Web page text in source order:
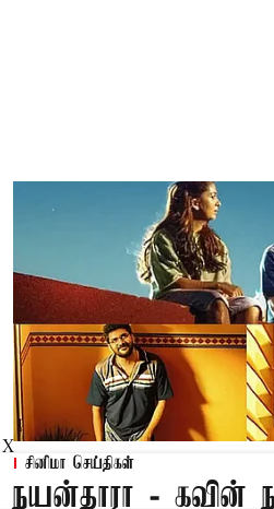
சினிமா செய்திகள்
நயன்தாரா - கவின்
X